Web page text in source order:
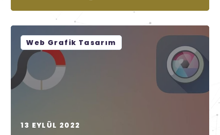
Web Grafik Tasarım
13 EYLÜL 2022